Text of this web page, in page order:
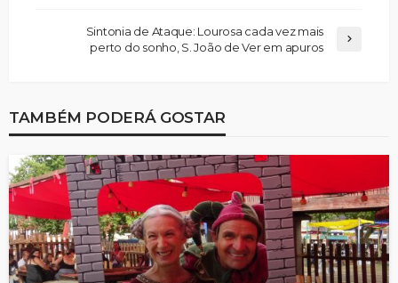
Sintonia de Ataque: Lourosa cada vez mais
perto do sonho, S. João de Ver em apuros
TAMBÉM PODERÁ GOSTAR